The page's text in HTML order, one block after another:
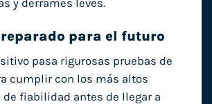
y derrames leves.
para el futuro
pasa rigurosas pruebas de
cumplir con los más altos
de fiabilidad antes de llegar a